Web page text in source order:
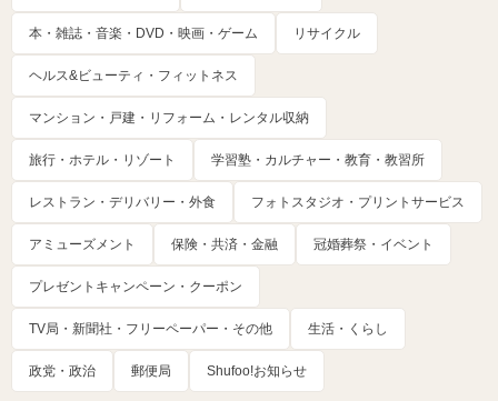
本・雑誌・音楽・DVD・映画・ゲーム リサイクル
ヘルス&ビューティ・フィットネス
マンション・戸建・リフォーム・レンタル収納
旅行・ホテル・リゾート 学習塾・カルチャー・教育・教習所
レストラン・デリバリー・外食 フォトスタジオ・プリントサービス
アミューズメント 保険・共済・金融 冠婚葬祭・イベント
プレゼントキャンペーン・クーポン
TV局・新聞社・フリーペーパー・その他 生活・くらし
政党・政治 郵便局 Shufoo!お知らせ